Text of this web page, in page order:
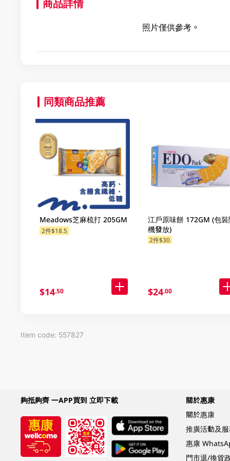
商品詳情
照片僅供參考。
同類商品推薦
Meadows芝麻梳打 205GM
2件$18.5
$14.50
江戶原味餅 172GM (包裝
機發放)
2件$30
$24.00
Item code: 557827
夠抵夠齊 一APP買到 立即下載
關於惠康
關於惠康
推廣活動及
惠康
門市退/換貨